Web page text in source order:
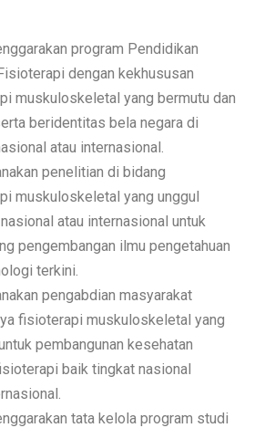
program Pendidikan
dengan kekhususan
muskuloskeletal yang bermutu dan
beridentitas bela negara di
atau internasional.
penelitian di bidang
muskuloskeletal yang unggul
atau internasional untuk
pengembangan ilmu pengetahuan
terkini.
pengabdian masyarakat
fisioterapi muskuloskeletal yang
pembangunan kesehatan
baik tingkat nasional
tata kelola program studi